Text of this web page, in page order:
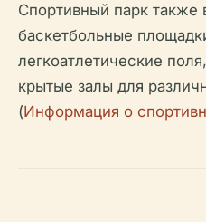
Спортивный парк также
баскетбольные
легкоатлетические
крытые залы для
(Информация о